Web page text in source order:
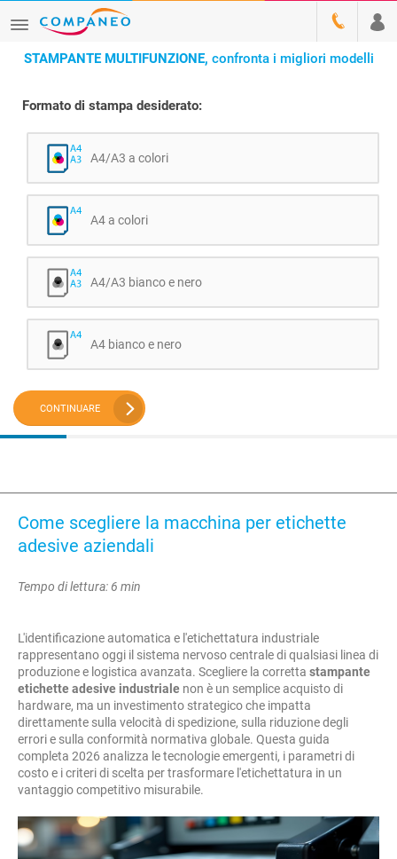
STAMPANTE MULTIFUNZIONE, confronta i migliori modelli
Formato di stampa desiderato:
A4/A3 a colori
A4 a colori
A4/A3 bianco e nero
A4 bianco e nero
CONTINUARE
Come scegliere la macchina per etichette
adesive aziendali
Tempo di lettura: 6 min
L'identificazione automatica e l'etichettatura industriale
rappresentano oggi il sistema nervoso centrale di qualsiasi linea di
produzione e logistica avanzata. Scegliere la corretta stampante
etichette adesive industriale non è un semplice acquisto di
hardware, ma un investimento strategico che impatta
direttamente sulla velocità di spedizione, sulla riduzione degli
errori e sulla conformità normativa globale. Questa guida
completa 2026 analizza le tecnologie emergenti, i parametri di
costo e i criteri di scelta per trasformare l'etichettatura in un
vantaggio competitivo misurabile.